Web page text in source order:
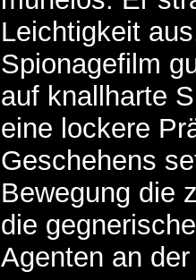
Leichtigkeit
Spionagefilm
auf knallharte
eine lockere
Geschehens
Bewegung die
die
Agenten an der